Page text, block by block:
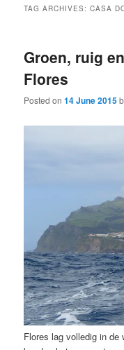
TAG ARCHIVES:CASA
Groen, ruig
Flores
Posted on14 June 2015
Flores lag volledig in de